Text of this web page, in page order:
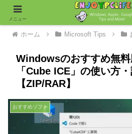
ホーム Microsoft Tips
Windowsのおすすめ無料
「Cube ICE」の使い方
【ZIP/RAR】
おすすめソフト
メニュー